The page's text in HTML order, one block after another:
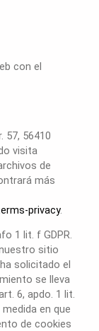
con el
57, 56410
visita
de
más
privacy.
1 lit. f GDPR.
sitio
solicitado el
se lleva
6, apdo. 1 lit.
medida en que
de cookies